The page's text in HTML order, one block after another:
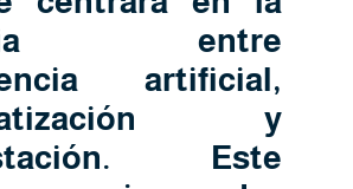
entre
artificial,
y
Este